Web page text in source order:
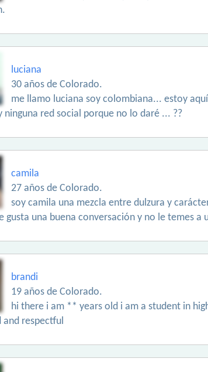
luciana
30 años de Colorado.
me llamo luciana soy colombiana... estoy
ninguna red social porque no lo daré ... ??
camila
27 años de Colorado.
soy camila una mezcla entre dulzura y
gusta una buena conversación y no le temes
brandi
19 años de Colorado.
hi there i am ** years old i am a student in
and respectful